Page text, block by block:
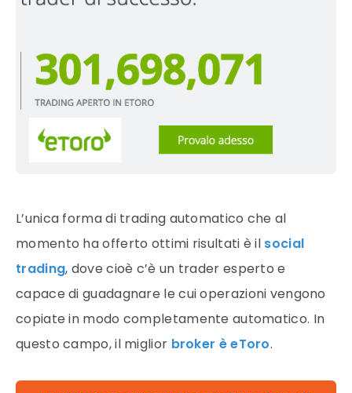
L’unica forma di trading automatico che al
momento ha offerto ottimi risultati è il social
trading, dove cioè c’è un trader esperto e
capace di guadagnare le cui operazioni vengono
copiate in modo completamente automatico. In
questo campo, il miglior broker è eToro.